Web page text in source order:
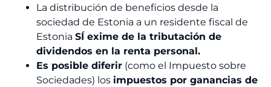
La distribución de beneficios desde la
sociedad de Estonia a un residente fiscal de
Estonia SÍ exime de la tributación de
dividendos en la renta personal.
Es posible diferir (como el Impuesto sobre
Sociedades) los impuestos por ganancias de